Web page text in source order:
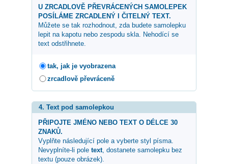
U ZRCADLOVĚ PŘEVRÁCENÝCH SAMOLEPEK
POSÍLÁME ZRCADLENÝ I ČITELNÝ TEXT.
Můžete se tak rozhodnout, zda budete samolepku
lepit na kapotu nebo zespodu skla. Nehodící se
text odstřihnete.
tak, jak je vyobrazena
zrcadlově převráceně
4. Text pod samolepkou
PŘIPOJTE JMÉNO NEBO TEXT O DÉLCE 30
ZNAKŮ.
Vyplňte následující pole a vyberte styl písma.
Nevyplníte-li pole text, dostanete samolepku bez
textu (pouze obrázek).